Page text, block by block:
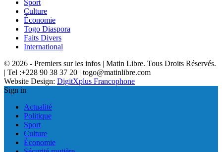
Sport
Culture
Économie
Togo Diaspora
Faits Divers
International
© 2026 - Premiers sur les infos | Matin Libre. Tous Droits Réservés.
| Tel :+228 90 38 37 20 | togo@matinlibre.com
Website Design: DigitXplus Francophone
Sign in
Actualité
Politique
Sport
Culture
Économie